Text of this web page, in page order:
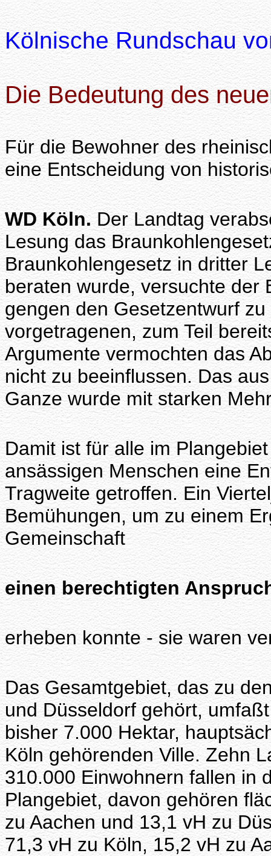
Kölnische Rundschau
Die Bedeutung des
Für die Bewohner des
eine Entscheidung von
WD Köln. Der Landtag
Lesung das
Braunkohlengesetz in dritter
beraten wurde, versuchte der
gengen den Gesetzentwurf
vorgetragenen, zum Teil
Argumente vermochten das
nicht zu beeinflussen. Das
Ganze wurde mit starken
Damit ist für alle im
ansässigen Menschen eine
Tragweite getroffen. Ein
Bemühungen, um zu einem
Gemeinschaft
einen berechtigten
erheben konnte - sie waren
Das Gesamtgebiet, das zu
und Düsseldorf gehört,
bisher 7.000 Hektar,
Köln gehörenden Ville. Zehn
310.000 Einwohnern fallen in
Plangebiet, davon gehören
zu Aachen und 13,1 vH zu
71,3 vH zu Köln, 15,2 vH zu